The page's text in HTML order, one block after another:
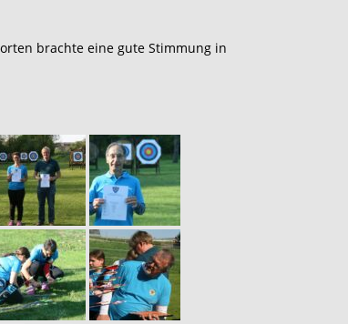
brachte eine gute Stimmung in